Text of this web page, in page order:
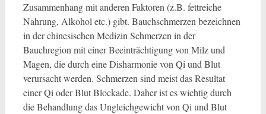
Zusammenhang mit anderen Faktoren (z.B. fettreiche
Nahrung, Alkohol etc.) gibt. Bauchschmerzen bezeichnen
in der chinesischen Medizin Schmerzen in der
Bauchregion mit einer Beeinträchtigung von Milz und
Magen, die durch eine Disharmonie von Qi und Blut
verursacht werden. Schmerzen sind meist das Resultat
einer Qi oder Blut Blockade. Daher ist es wichtig durch
die Behandlung das Ungleichgewicht von Qi und Blut